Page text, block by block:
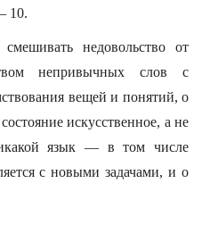
10.
недовольство от
непривычных слов с
вещей и понятий, о
искусственное, а не
язык — в том числе
с новыми задачами, и о